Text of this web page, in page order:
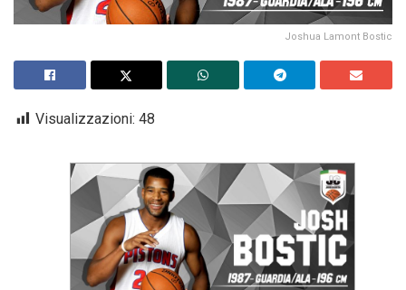
Joshua Lamont Bostic
Visualizzazioni: 48